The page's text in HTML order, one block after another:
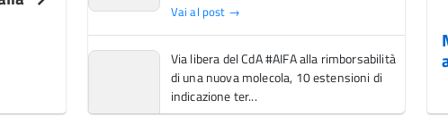
Vai al post →
Via libera del CdA #AIFA alla rimborsabilità
di una nuova molecola, 10 estensioni di
indicazione ter...